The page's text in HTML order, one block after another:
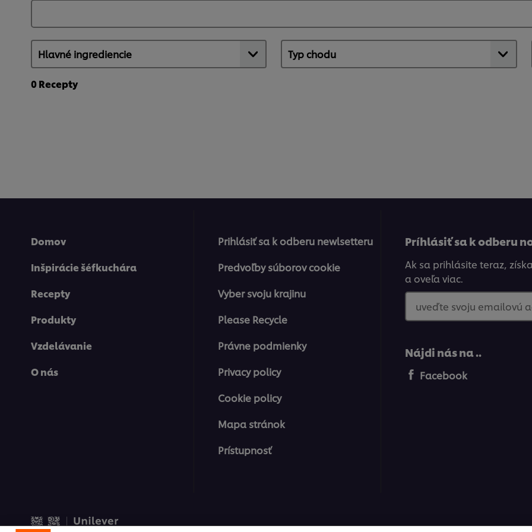
0Recepty
Domov
Inšpirácie šéfkuchára
Recepty
Produkty
Vzdelávanie
O nás
Prihlásiť sa k odberu newlsetteru
Predvoľby súborov cookie
Vyber svoju krajinu
Please Recycle
Právne podmienky
Privacy policy
Cookie policy
Mapa stránok
Prístupnosť
Príhlásiť sa k odberu
Ak sa prihlásite teraz,
a oveľa viac.
uveďte svoju emailovú
Nájdi nás na ..
Facebook